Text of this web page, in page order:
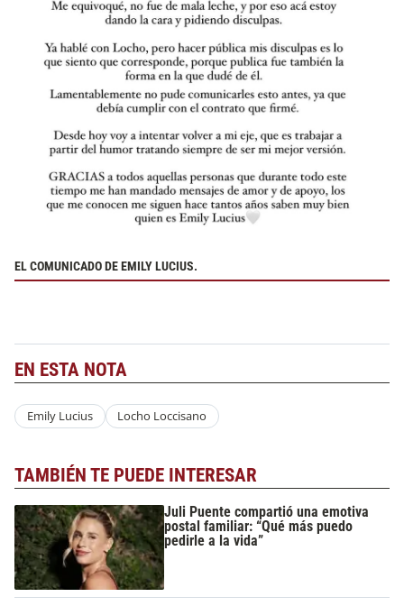
EL COMUNICADO DE EMILY LUCIUS.
EN ESTA NOTA
Emily Lucius Locho Loccisano
TAMBIÉN TE PUEDE INTERESAR
Juli Puente compartió una emotiva
postal familiar: “Qué más puedo
pedirle a la vida”